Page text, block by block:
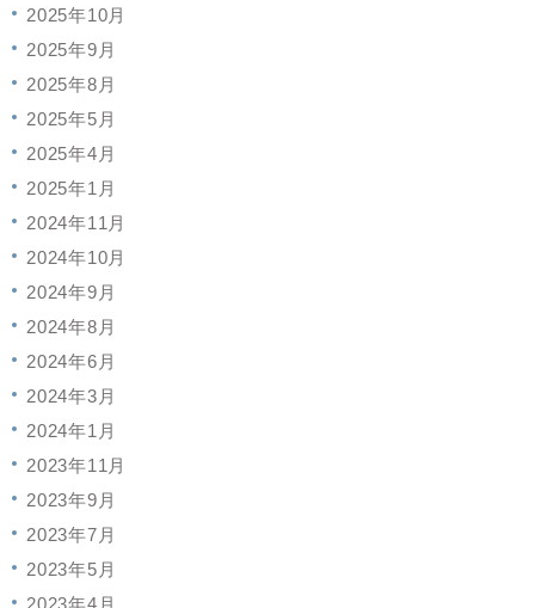
2025年10月
2025年9月
2025年8月
2025年5月
2025年4月
2025年1月
2024年11月
2024年10月
2024年9月
2024年8月
2024年6月
2024年3月
2024年1月
2023年11月
2023年9月
2023年7月
2023年5月
2023年4月